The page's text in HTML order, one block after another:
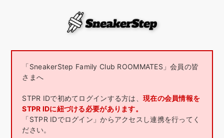
「SneakerStep Family Club ROOMMATES」会員の皆
さまへ
STPR IDで初めてログインする方は、 現在の会員情報を
STPR IDに紐づける必要があります。
「STPR IDでログイン」からアクセスし連携を行ってく
ださい。